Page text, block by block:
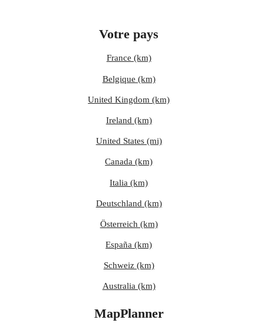
Votre pays
France (km)
Belgique (km)
United Kingdom (km)
Ireland (km)
United States (mi)
Canada (km)
Italia (km)
Deutschland (km)
Österreich (km)
España (km)
Schweiz (km)
Australia (km)
MapPlanner